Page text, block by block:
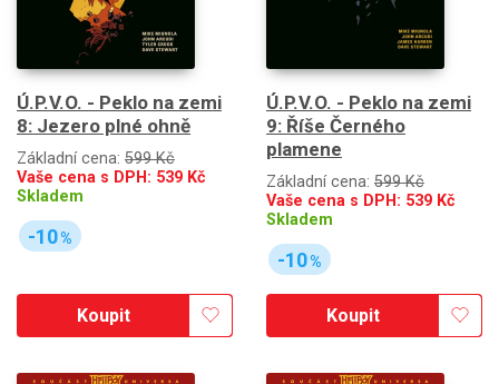
Ú.P.V.O. - Peklo na zemi
8: Jezero plné ohně
Základní cena: 599 Kč
Vaše cena s DPH: 539 Kč
Skladem
-10%
Koupit
Ú.P.V.O. - Peklo na zemi
9: Říše Černého
plamene
Základní cena: 599 Kč
Vaše cena s DPH: 539 Kč
Skladem
-10%
Koupit